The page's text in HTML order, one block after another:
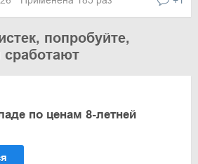
попробуйте,
по ценам 8-летней